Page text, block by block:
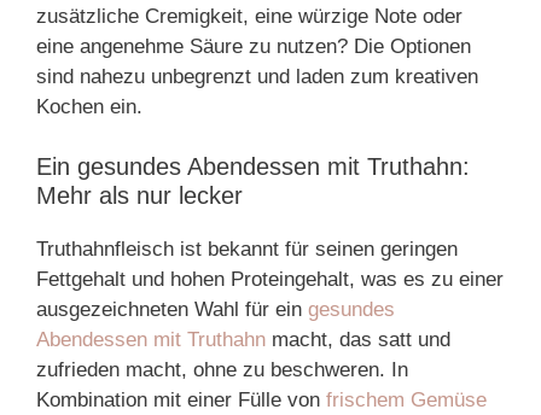
zusätzliche Cremigkeit, eine würzige Note oder
eine angenehme Säure zu nutzen? Die Optionen
sind nahezu unbegrenzt und laden zum kreativen
Kochen ein.
Ein gesundes Abendessen mit Truthahn:
Mehr als nur lecker
Truthahnfleisch ist bekannt für seinen geringen
Fettgehalt und hohen Proteingehalt, was es zu einer
ausgezeichneten Wahl für ein gesundes
Abendessen mit Truthahn macht, das satt und
zufrieden macht, ohne zu beschweren. In
Kombination mit einer Fülle von frischem Gemüse